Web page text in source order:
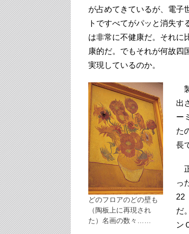
が占めてきているが、電子
トですべてがパッと消失
は非常に不健康だ。それに
康的だ。でもそれが何故四
実現しているのか。
どのフロアのどの壁も
（陶板上に再現され
た）名画の数々……
出
ー
た
長
っ
22
だ
ン